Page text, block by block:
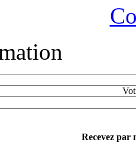
Recevez par